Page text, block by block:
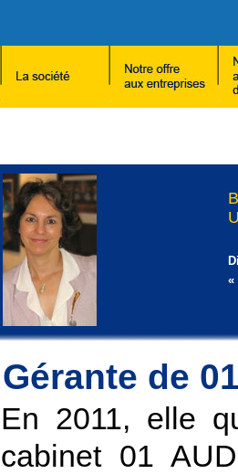
«
Gérante de
En 2011, elle
cabinet 01